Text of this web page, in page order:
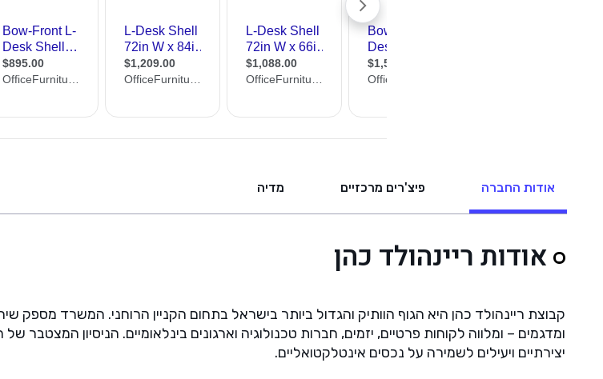
אודות החברה פיצ'רים מרכזיים מדיה
אודות ריינהולד כהן
קבוצת ריינהולד כהן היא הגוף הוותיק והגדול ביותר בישראל בתחום הקניין הרוחני. המשרד מספק
ומדגמים – ומלווה לקוחות פרטיים, יזמים, חברות טכנולוגיה וארגונים בינלאומיים. הניסיון
יצירתיים ויעילים לשמירה על נכסים אינטלקטואליים.